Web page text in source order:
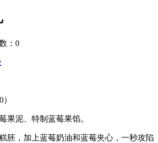
： 0
果泥、特制蓝莓果馅。
胚，加上蓝莓奶油和蓝莓夹心，一秒攻陷